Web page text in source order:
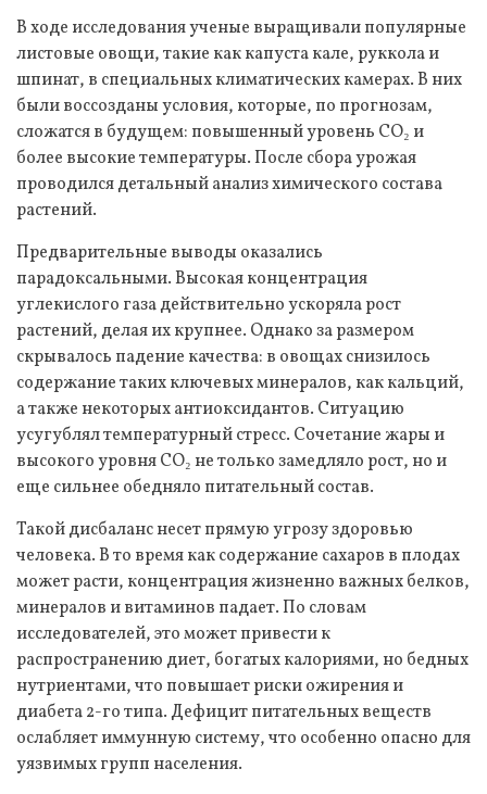
В ходе исследования ученые выращивали популярные
листовые овощи, такие как капуста кале, руккола и
шпинат, в специальных климатических камерах. В них
были воссозданы условия, которые, по прогнозам,
сложатся в будущем: повышенный уровень CO₂ и
более высокие температуры. После сбора урожая
проводился детальный анализ химического состава
растений.
Предварительные выводы оказались
парадоксальными. Высокая концентрация
углекислого газа действительно ускоряла рост
растений, делая их крупнее. Однако за размером
скрывалось падение качества: в овощах снизилось
содержание таких ключевых минералов, как кальций,
а также некоторых антиоксидантов. Ситуацию
усугублял температурный стресс. Сочетание жары и
высокого уровня CO₂ не только замедляло рост, но и
еще сильнее обедняло питательный состав.
Такой дисбаланс несет прямую угрозу здоровью
человека. В то время как содержание сахаров в плодах
может расти, концентрация жизненно важных белков,
минералов и витаминов падает. По словам
исследователей, это может привести к
распространению диет, богатых калориями, но бедных
нутриентами, что повышает риски ожирения и
диабета 2-го типа. Дефицит питательных веществ
ослабляет иммунную систему, что особенно опасно для
уязвимых групп населения.